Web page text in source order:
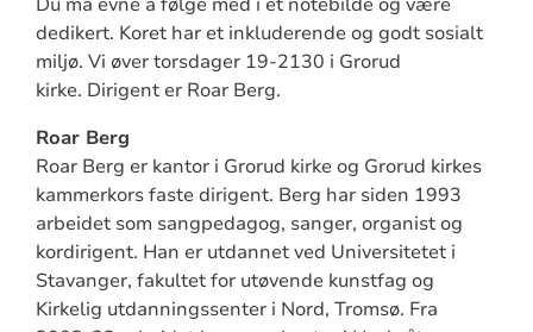
dedikert. Koret har et inkluderende og godt sosialt
miljø. Vi øver torsdager 19-2130 i Grorud
kirke. Dirigent er Roar Berg.
Roar Berg
Roar Berg er kantor i Grorud kirke og Grorud kirkes
kammerkors faste dirigent. Berg har siden 1993
arbeidet som sangpedagog, sanger, organist og
kordirigent. Han er utdannet ved Universitetet i
Stavanger, fakultet for utøvende kunstfag og
Kirkelig utdanningssenter i Nord, Tromsø. Fra